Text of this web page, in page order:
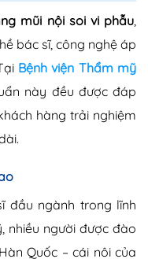
mũi nội soi vi phẫu,
bác sĩ, công nghệ áp
Bệnh viện Thẩm mỹ
này đều được đáp
hàng trải nghiệm
đầu ngành trong lĩnh
nhiều người được đào
Quốc – cái nôi của